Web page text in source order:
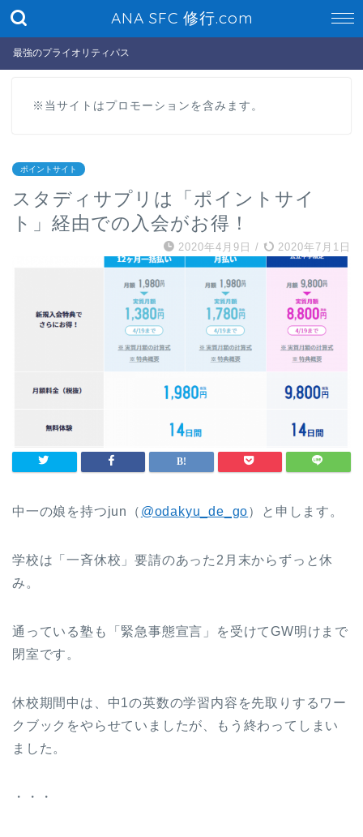
ANA SFC 修行.com
最強のプライオリティパス
※当サイトはプロモーションを含みます。
ポイントサイト
スタディサプリは「ポイントサイ
ト」経由での入会がお得！
2020年4月9日 / 2020年7月1日
中一の娘を持つjun（ @odakyu_de_go）と申します。
学校は「一斉休校」要請のあった2月末からずっと休
み。
通っている塾も「緊急事態宣言」を受けてGW明けまで
閉室です。
休校期間中は、中1の英数の学習内容を先取りするワー
クブックをやらせていましたが、もう終わってしまい
ました。
・・・